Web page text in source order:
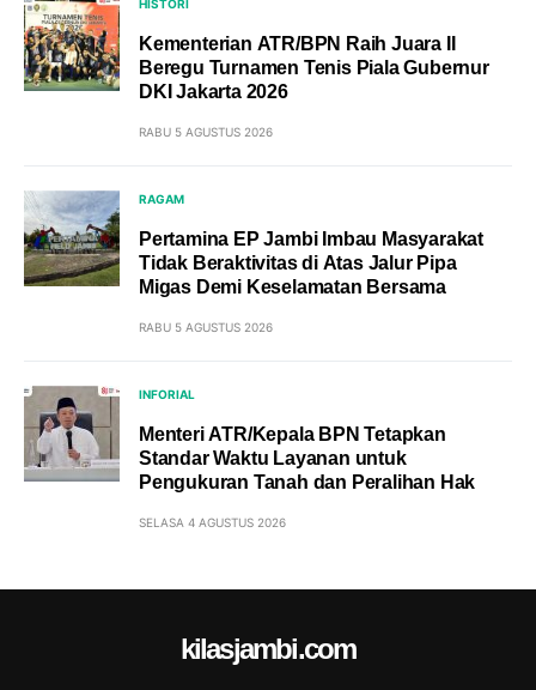
HISTORI
Kementerian ATR/BPN Raih Juara II
Beregu Turnamen Tenis Piala Gubernur
DKI Jakarta 2026
RABU 5 AGUSTUS 2026
RAGAM
Pertamina EP Jambi Imbau Masyarakat
Tidak Beraktivitas di Atas Jalur Pipa
Migas Demi Keselamatan Bersama
RABU 5 AGUSTUS 2026
INFORIAL
Menteri ATR/Kepala BPN Tetapkan
Standar Waktu Layanan untuk
Pengukuran Tanah dan Peralihan Hak
SELASA 4 AGUSTUS 2026
kilasjambi.com